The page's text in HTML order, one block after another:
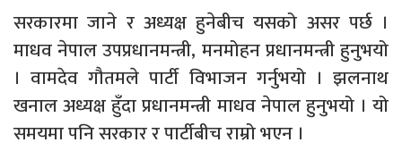
सरकारमा जाने र अध्यक्ष हुनेबीच यसको असर पर्छ ।
माधव नेपाल उपप्रधानमन्त्री, मनमोहन प्रधानमन्त्री हुनुभयो
। वामदेव गौतमले पार्टी विभाजन गर्नुभयो । झलनाथ
खनाल अध्यक्ष हुँदा प्रधानमन्त्री माधव नेपाल हुनुभयो । यो
समयमा पनि सरकार र पार्टीबीच राम्रो भएन ।